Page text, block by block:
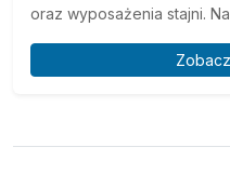
oraz wyposażenia stajni.